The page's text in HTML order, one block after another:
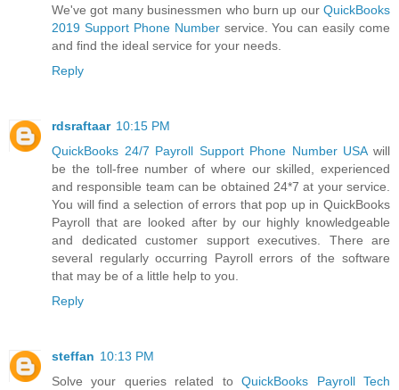
We've got many businessmen who burn up our QuickBooks
2019 Support Phone Numberservice. You can easily come
and find the ideal service for your needs.
Reply
rdsraftaar 10:15 PM
QuickBooks 24/7 Payroll Support Phone Number USAwill
be the toll-free number of where our skilled, experienced
and responsible team can be obtained 24*7 at your service.
You will find a selection of errors that pop up in QuickBooks
Payroll that are looked after by our highly knowledgeable
and dedicated customer support executives. There are
several regularly occurring Payroll errors of the software
that may be of a little help to you.
Reply
steffan 10:13 PM
Solve your queries related toQuickBooks Payroll Tech